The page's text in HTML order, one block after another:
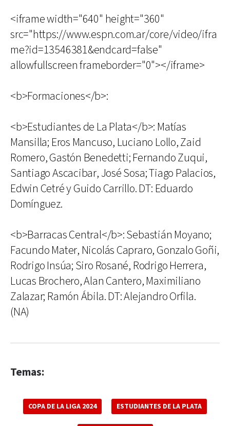
<iframe width="640" height="360"
src="https://www.espn.com.ar/core/video/ifra
me?id=13546381&endcard=false"
allowfullscreen frameborder="0"></iframe>
<b>Formaciones</b>:
<b>Estudiantes de La Plata</b>: Matías
Mansilla; Eros Mancuso, Luciano Lollo, Zaid
Romero, Gastón Benedetti; Fernando Zuqui,
Santiago Ascacibar, José Sosa; Tiago Palacios,
Edwin Cetré y Guido Carrillo. DT: Eduardo
Domínguez.
<b>Barracas Central</b>: Sebastián Moyano;
Facundo Mater, Nicolás Capraro, Gonzalo Goñi,
Rodrigo Insúa; Siro Rosané, Rodrigo Herrera,
Lucas Brochero, Alan Cantero, Maximiliano
Zalazar; Ramón Ábila. DT: Alejandro Orfila.
(NA)
Temas:
COPA DE LA LIGA 2024 ESTUDIANTES DE LA PLATA